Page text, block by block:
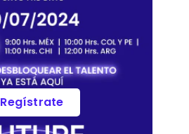
Regístrate